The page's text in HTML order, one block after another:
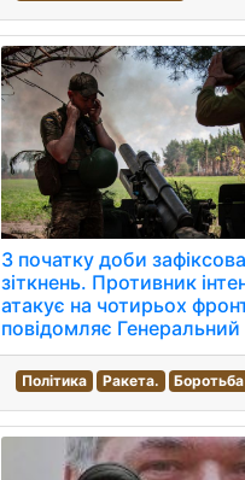
З початку доби
зіткнень. Противник
атакує на чотирьох
повідомляє
Політика Ракета. Боротьба